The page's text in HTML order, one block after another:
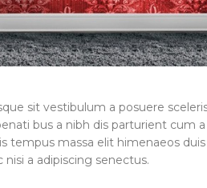
sit vestibulum a posuere
bus a nibh dis parturient cum
massa elit himenaeos
a adipiscing senectus.